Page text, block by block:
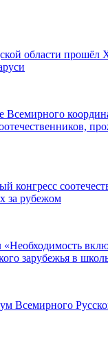
области прошёл
Всемирного
конгресс
за рубежом
зарубежья в
Всемирного